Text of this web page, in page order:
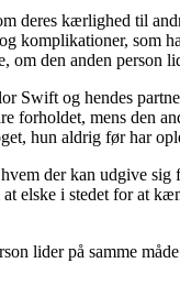
kærlighed til
komplikationer,
den anden person
Swift og hendes
mens den
hun aldrig før har
der kan udgive
i stedet for at
lider på samme